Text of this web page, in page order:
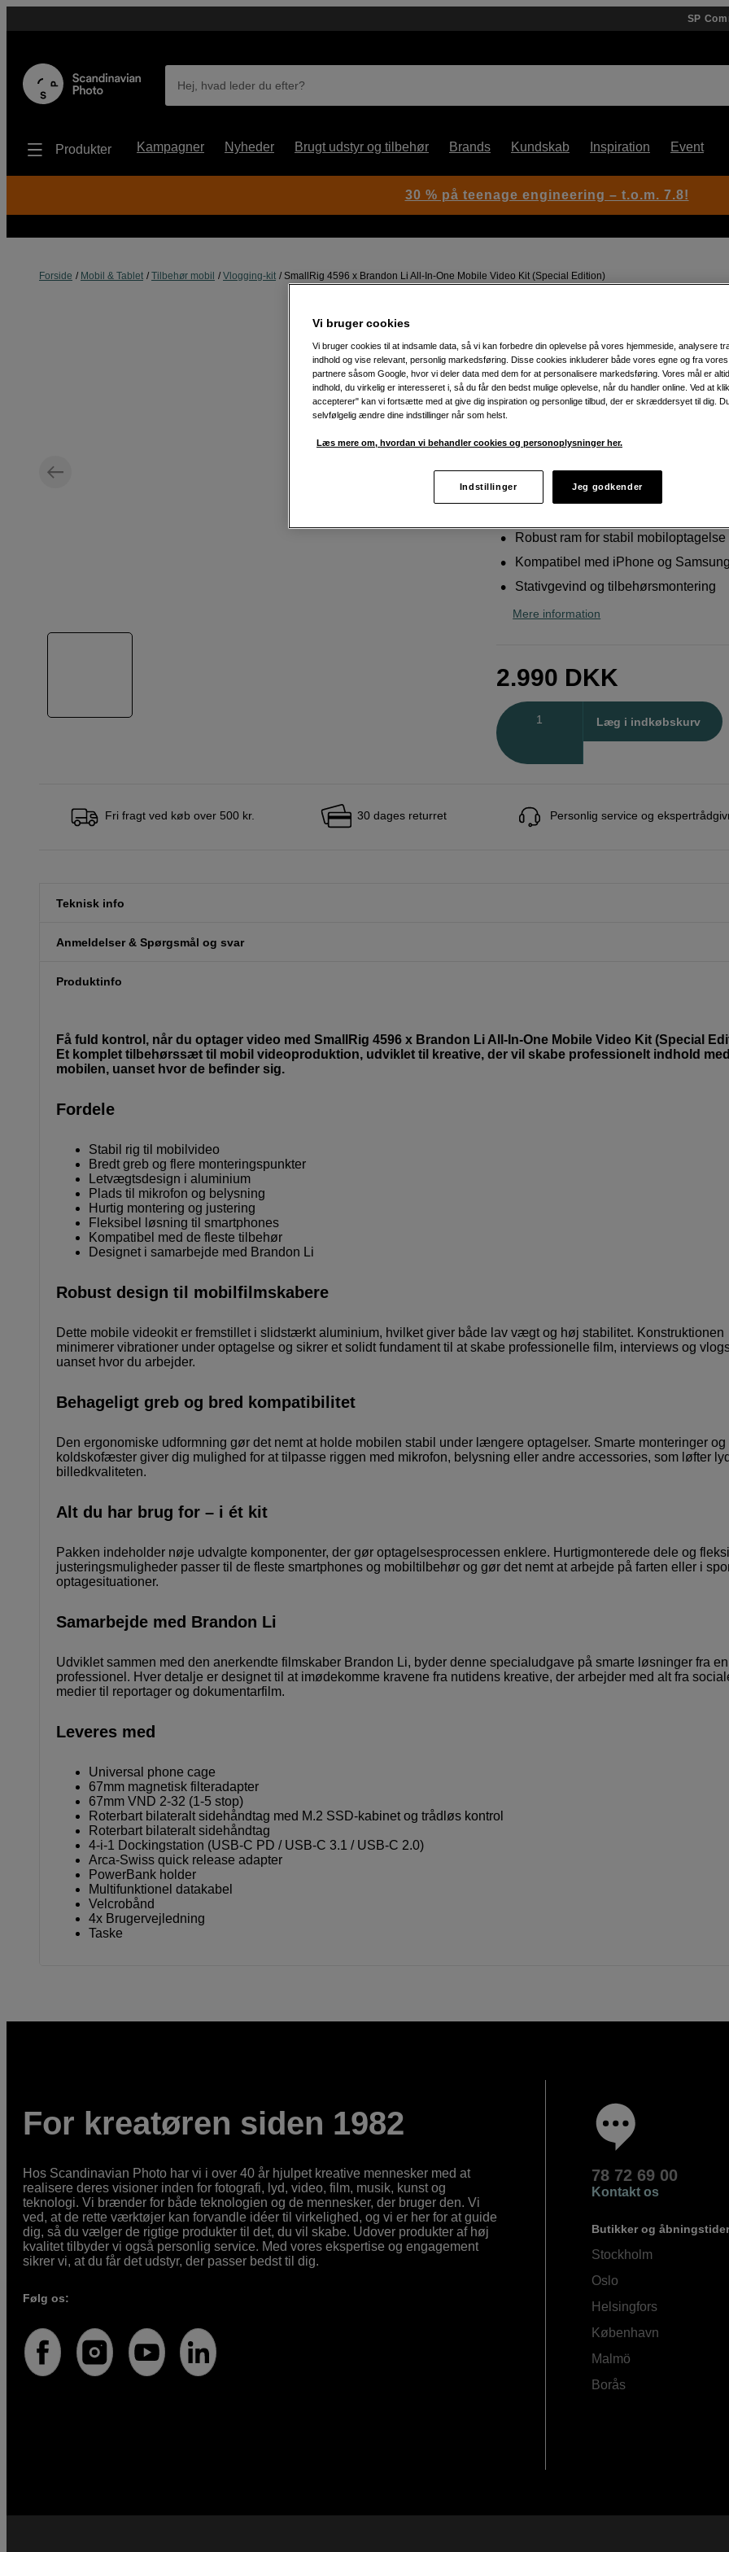
SP
Hej, hvad leder du efter?
Produkter Kampagner Nyheder Brugt udstyr og tilbehør Brands Kundskab Inspiration Event
Forside Mobil & Tablet Tilbehør mobil Vlogging-kit SmallRig 4596 x Brandon Li All-In-One Mobile Video Kit (Special Edition)
SmallRig 4596 x Brandon Li All-In-One Mobile
Kit (Special Edition)
Komplet videokit til
og streaming
København
: Vis lagersaldo
Robust ram for stabil mobiloptagelse
Kompatibel med iPhone og Samsung
Stativgevind og tilbehørsmontering
Mere information
2.990 DKK
Læg i indkøbskurv
Fri fragt ved køb over 500 kr. 30 dages returret Personlig service og
Teknisk info
Anmeldelser & Spørgsmål og svar
Produktinfo
Få fuld kontrol, når du optager video med SmallRig 4596 x Brandon Li All-In-One Mobile Video Kit (Special
Et komplet tilbehørssæt til mobil videoproduktion, udviklet til kreative, der vil skabe professionelt indhold med
mobilen, uanset hvor de befinder sig.
Fordele
Stabil rig til mobilvideo
Bredt greb og flere monteringspunkter
Letvægtsdesign i aluminium
Plads til mikrofon og belysning
Hurtig montering og justering
Fleksibel løsning til smartphones
Kompatibel med de fleste tilbehør
Designet i samarbejde med Brandon Li
Robust design til mobilfilmskabere
Dette mobile videokit er fremstillet i slidstærkt aluminium, hvilket giver både lav vægt og høj stabilitet. Konstruktionen
minimerer vibrationer under optagelse og sikrer et solidt fundament til at skabe professionelle film, interviews og
uanset hvor du arbejder.
Behageligt greb og bred kompatibilitet
Den ergonomiske udformning gør det nemt at holde mobilen stabil under længere optagelser. Smarte monteringer og
koldskofæster giver dig mulighed for at tilpasse riggen med mikrofon, belysning eller andre accessories, som løfter
billedkvaliteten.
Alt du har brug for – i ét kit
Pakken indeholder nøje udvalgte komponenter, der gør optagelsesprocessen enklere. Hurtigmonterede dele og
justeringsmuligheder passer til de fleste smartphones og mobiltilbehør og gør det nemt at arbejde på farten eller i
optagesituationer.
Samarbejde med Brandon Li
Udviklet sammen med den anerkendte filmskaber Brandon Li, byder denne specialudgave på smarte løsninger fra en
professionel. Hver detalje er designet til at imødekomme kravene fra nutidens kreative, der arbejder med alt fra
medier til reportager og dokumentarfilm.
Leveres med
Universal phone cage
67mm magnetisk filteradapter
67mm VND 2-32 (1-5 stop)
Roterbart bilateralt sidehåndtag med M.2 SSD-kabinet og trådløs kontrol
Roterbart bilateralt sidehåndtag
4-i-1 Dockingstation (USB-C PD / USB-C 3.1 / USB-C 2.0)
Arca-Swiss quick release adapter
PowerBank holder
Multifunktionel datakabel
Velcrobånd
4x Brugervejledning
Taske
For kreatøren siden 1982
Hos Scandinavian Photo har vi i over 40 år hjulpet kreative mennesker med at
realisere deres visioner inden for fotografi, lyd, video, film, musik, kunst og
teknologi. Vi brænder for både teknologien og de mennesker, der bruger den. Vi
ved, at de rette værktøjer kan forvandle idéer til virkelighed, og vi er her for at guide
dig, så du vælger de rigtige produkter til det, du vil skabe. Udover produkter af høj
kvalitet tilbyder vi også personlig service. Med vores ekspertise og engagement
sikrer vi, at du får det udstyr, der passer bedst til dig.
Følg os:
78 72 69 00
Kontakt os
Butikker og
Stockholm
Oslo
Helsingfors
København
Malmö
Borås
30 % på teenage engineering – t.o.m. 7.8!
Vi bruger cookies
Vi bruger cookies til at indsamle data, så vi kan forbedre din oplevelse på vores hjemmeside, analysere
indhold og vise relevant, personlig markedsføring. Disse cookies inkluderer både vores egne og fra
partnere såsom Google, hvor vi deler data med dem for at personalisere markedsføring. Vores mål er
indhold, du virkelig er interesseret i, så du får den bedst mulige oplevelse, når du handler online. Ved at
accepterer" kan vi fortsætte med at give dig inspiration og personlige tilbud, der er skræddersyet til dig.
selvfølgelig ændre dine indstillinger når som helst.
Læs mere om, hvordan vi behandler cookies og personoplysninger her.
Indstillinger Jeg godkender